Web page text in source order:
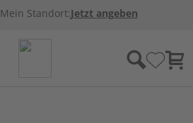
Mein Standort:Jetzt angeben